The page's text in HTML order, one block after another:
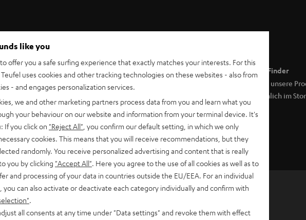
Teufel Support
Support & Kontakt
Sendungsverfolgung
Store Finder
Erlebe unsere
persönlich im
Melde dich für den Newsletter an und erhalte bis zu
like you
offer you a safe surfing experience that exactly matches your interests. For this
uses cookies and other tracking technologies on these websites - also from
- and engages personalization services.
we and other marketing partners process data from you and learn what you
your behaviour on our website and information from your terminal device. It's
If you click on "Reject All" , you confirm our default setting, in which we only
cookies. This means that you will receive recommendations, but they
randomly. You receive personalized advertising and content that is really
you by clicking "Accept All" . Here you agree to the use of all cookies as well as to
and processing of your data in countries outside the EU/EEA. For an individual
you can also activate or deactivate each category individually and confirm with
all consents at any time under "Data settings" and revoke them with effect